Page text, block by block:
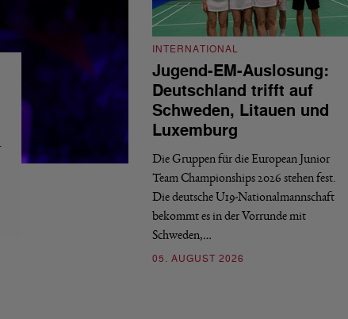
INTERNATIONAL
Jugend-EM-Auslosung:
Deutschland trifft auf
Schweden, Litauen und
Luxemburg
Die Gruppen für die European Junior
Team Championships 2026 stehen fest.
Die deutsche U19-Nationalmannschaft
bekommt es in der Vorrunde mit
Schweden,…
05. AUGUST 2026